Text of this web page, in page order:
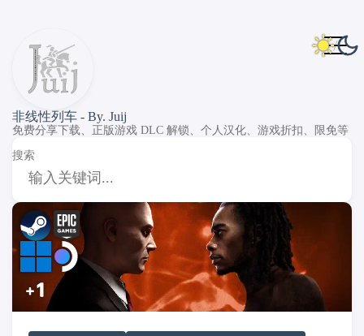
非线性列车 - By. Juij
免费分享下载、正版游戏 DLC 解锁、个人汉化、游戏折扣、限免等
搜索